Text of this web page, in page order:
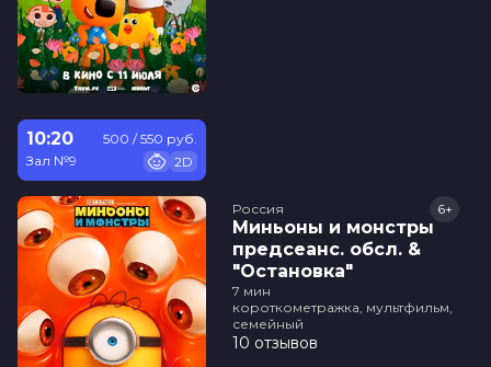
10:20
Зал №9
500 / 550 руб.
2D
Россия
Миньоны и монстры
предсеанс. обсл. &
"Остановка"
6+
7 мин
короткометражка, мультфильм,
семейный
10 отзывов